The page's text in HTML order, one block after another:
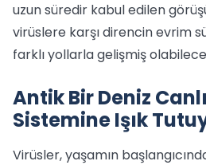
uzun süredir kabul edilen
virüslere karşı direncin evrim
farklı yollarla gelişmiş
Antik Bir Deniz
Sistemine Işık
Virüsler, yaşamın